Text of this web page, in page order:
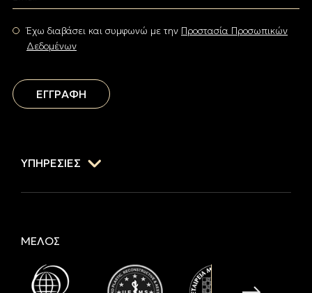
Έχω διαβάσει και συμφωνώ με την Προστασία Προσωπικών
Δεδομένων
ΕΓΓΡΑΦΗ
ΥΠΗΡΕΣΙΕΣ
ΜΕΛΟΣ